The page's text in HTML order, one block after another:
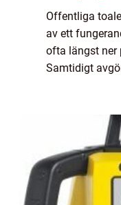
Offentliga
av ett
ofta längst ner
Samtidigt